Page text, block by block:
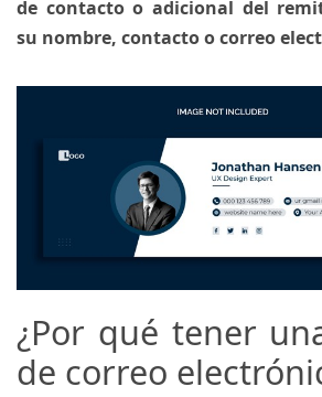
de contacto o adicional del
su nombre, contacto o correo
¿Por qué tener
de correo